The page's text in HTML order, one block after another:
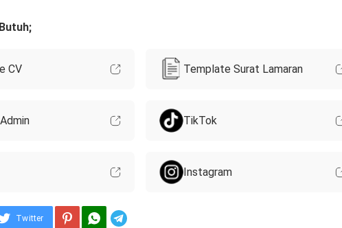
CV Template Surat Lamaran
TikTok
Instagram
Twitter